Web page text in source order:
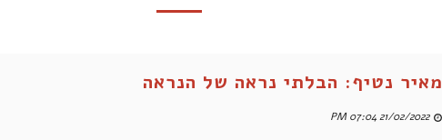
מאיר נטיף: הבלתי נראה של הנראה
21/02/2022 07:04 PM